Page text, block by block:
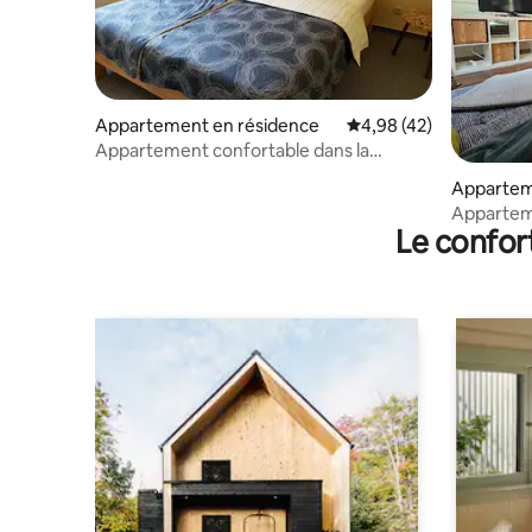
Appartement en résidence Évaluation moyenne
4,98 (42)
Appartement confortable dans la
Le